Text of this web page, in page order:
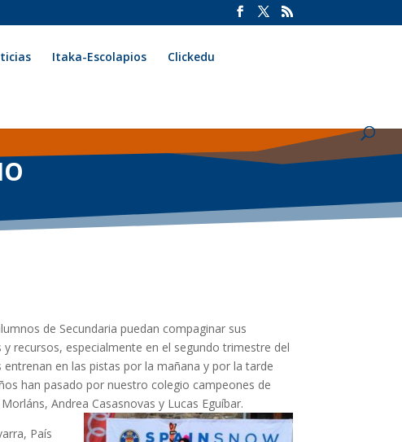
Itaka-Escolapios Clickedu
de Secundaria puedan compaginar sus
recursos, especialmente en el segundo trimestre del
en las pistas por la mañana y por la tarde
han pasado por nuestro colegio campeones de
Andrea Casasnovas y Lucas Eguíbar.
País